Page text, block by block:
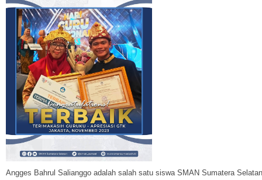
Angges Bahrul Salianggo adalah salah satu siswa SMAN Sumatera